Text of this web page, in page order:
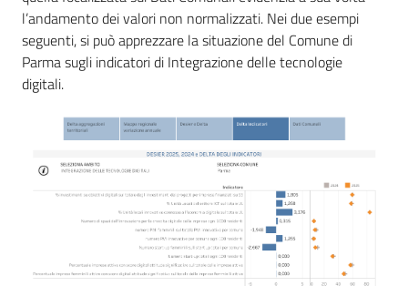
l’andamento dei valori non normalizzati. Nei due esempi
seguenti, si può apprezzare la situazione del Comune di
Parma sugli indicatori di Integrazione delle tecnologie
digitali.